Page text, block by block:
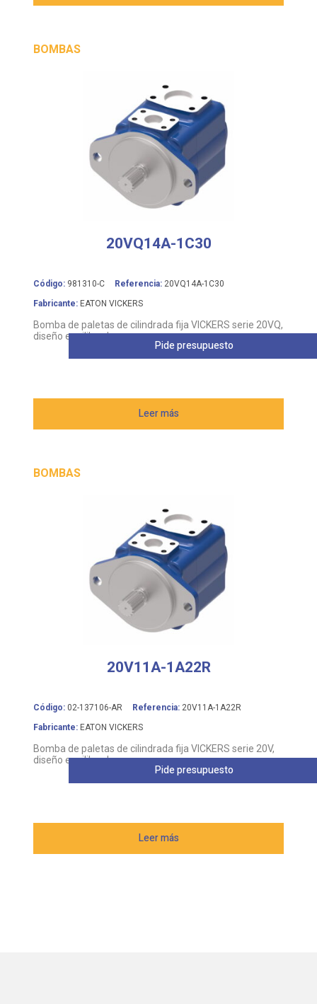
BOMBAS
20VQ14A-1C30
Código: 981310-C Referencia: 20VQ14A-1C30
Fabricante: EATON VICKERS
Bomba de paletas de cilindrada fija VICKERS serie 20VQ,
diseño equilibrado
Leer más
Pide presupuesto
BOMBAS
20V11A-1A22R
Código: 02-137106-AR Referencia: 20V11A-1A22R
Fabricante: EATON VICKERS
Bomba de paletas de cilindrada fija VICKERS serie 20V,
diseño equilibrado
Leer más
Pide presupuesto